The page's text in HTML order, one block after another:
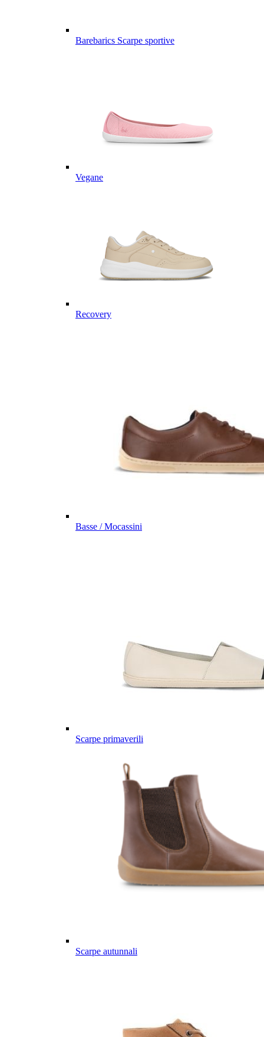
Barebarics Scarpe sportive
Vegane
Recovery
Basse / Mocassini
Scarpe primaverili
Scarpe autunnali